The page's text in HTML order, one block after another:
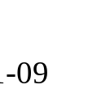
09